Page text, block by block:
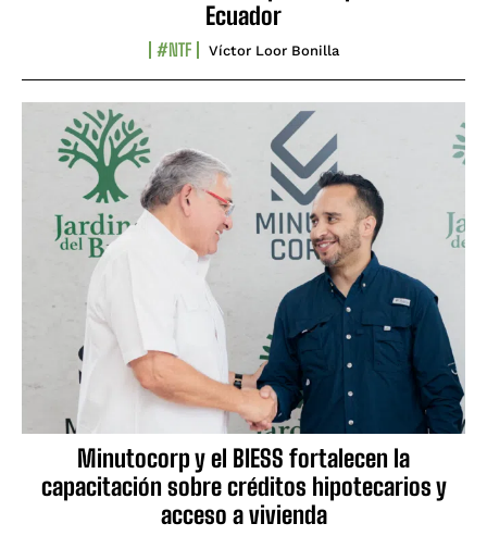
Ecuador
#NTF Víctor Loor Bonilla
Minutocorp y el BIESS fortalecen la
capacitación sobre créditos hipotecarios y
acceso a vivienda